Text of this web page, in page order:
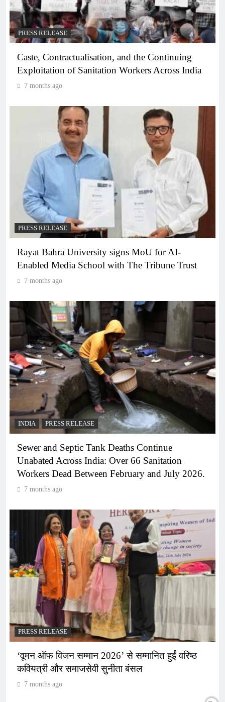
PRESS RELEASE
Caste, Contractualisation, and the Continuing
Exploitation of Sanitation Workers Across India
7 months ago
PRESS RELEASE
Rayat Bahra University signs MoU for AI-
Enabled Media School with The Tribune Trust
7 months ago
INDIA PRESS RELEASE
Sewer and Septic Tank Deaths Continue
Unabated Across India: Over 66 Sanitation
Workers Dead Between February and July 2026.
7 months ago
PRESS RELEASE
‘वूमन ऑफ विजन सम्मान 2026’ से सम्मानित हुईं वरिष्ठ
कवियत्री और समाजसेवी सुनीता बंसल
7 months ago